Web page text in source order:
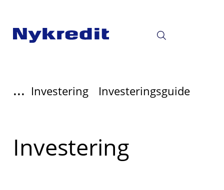
... Investering Investeringsguide
Læs
mere
Investering